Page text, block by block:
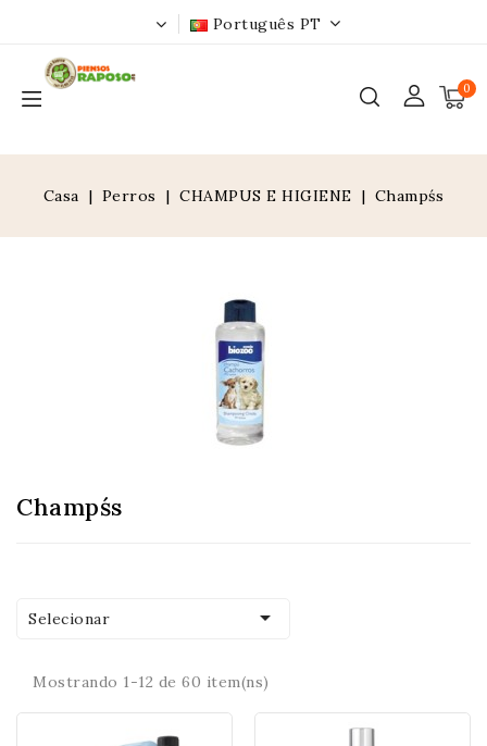
Português PT
0
Casa Perros CHAMPUS E HIGIENE Champśs
Champśs
Selecionar 
Mostrando 1-12 de 60 item(ns)